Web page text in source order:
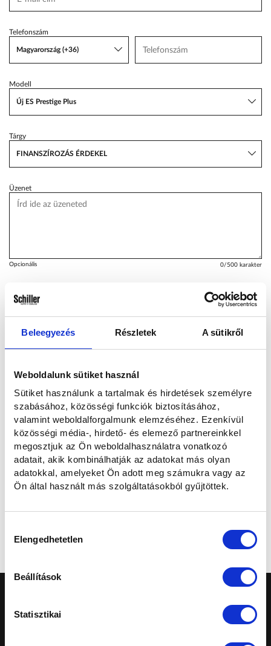
Beleegyezés Részletek A sütikről
Weboldalunk sütiket használ
Sütiket használunk a tartalmak és hirdetések személyre
szabásához, közösségi funkciók biztosításához,
valamint weboldalforgalmunk elemzéséhez. Ezenkívül
közösségi média-, hirdető- és elemező partnereinkkel
megosztjuk az Ön weboldalhasználatra vonatkozó
adatait, akik kombinálhatják az adatokat más olyan
adatokkal, amelyeket Ön adott meg számukra vagy az
Ön által használt más szolgáltatásokból gyűjtöttek.
kiválasztása
Elengedhetetlen
Beállítások
Statisztikai
Karosszéria Centrum
Telefonszám
Magyarország (+36)
Modell
Új ES Prestige Plus
Tárgy
FINANSZÍROZÁS ÉRDEKEL
Üzenet
Opcionális 0/500 karakter
Emailben és telefonon Telefonon
E-mailben
Elolvastam és hozzájárulok a személyes adataim kezeléséhez az
Adatvédelmi nyilatkozatban
Szeretnék feliratkozni a hírlevélre.
Elküldöm